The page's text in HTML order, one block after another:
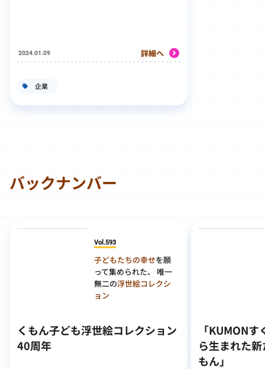
2024.01.09 詳細へ
企業
バックナンバー
Vol.593
子どもたちの幸せを願
って集められた、 唯一
無二の浮世絵コレクシ
ョン
くもん子ども浮世絵コレクション
40周年
「KUMON
ら生まれた
もん」